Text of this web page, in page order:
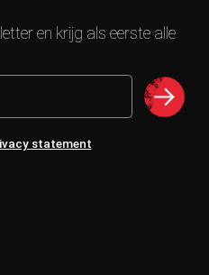
en krijg als eerste alle
statement